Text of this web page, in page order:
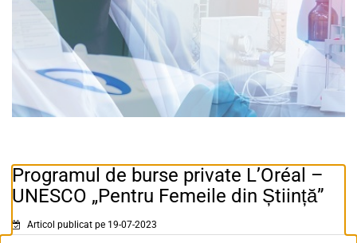
Programul de burse private L’Oréal –
UNESCO „Pentru Femeile din Știință”
Articol publicat pe 19-07-2023